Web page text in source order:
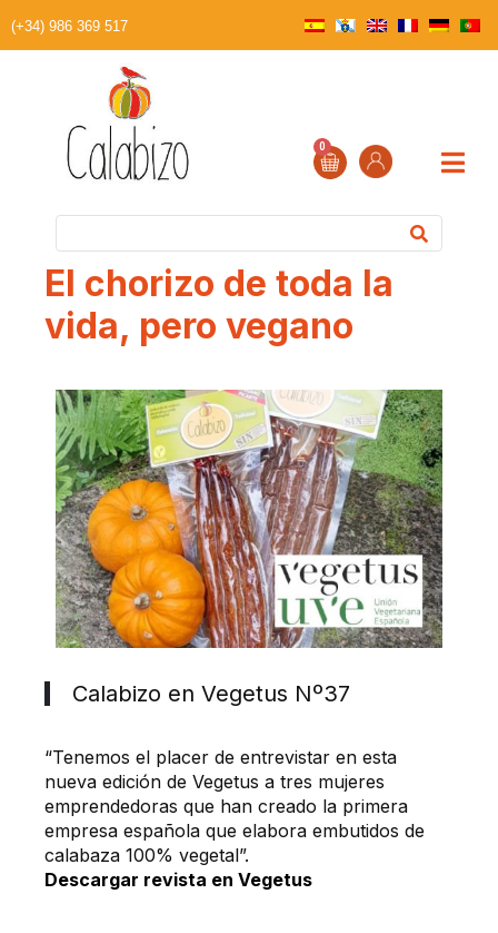
(+34) 986 369 517
0
El chorizo de toda la
vida, pero vegano
Calabizo en Vegetus Nº37
“Tenemos el placer de entrevistar en esta
nueva edición de Vegetus a tres mujeres
emprendedoras que han creado la primera
empresa española que elabora embutidos de
calabaza 100% vegetal”.
Descargar revista en Vegetus